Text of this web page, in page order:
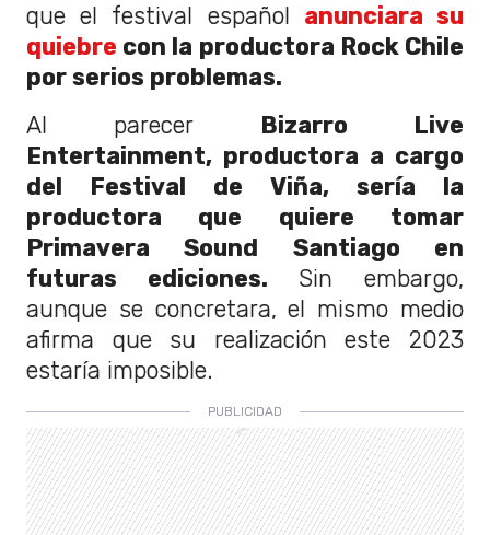
que el festival español anunciara su
quiebre con la productora Rock Chile
por serios problemas.
Al parecer Bizarro Live
Entertainment, productora a cargo
del Festival de Viña, sería la
productora que quiere tomar
Primavera Sound Santiago en
futuras ediciones. Sin embargo,
aunque se concretara, el mismo medio
afirma que su realización este 2023
estaría imposible.